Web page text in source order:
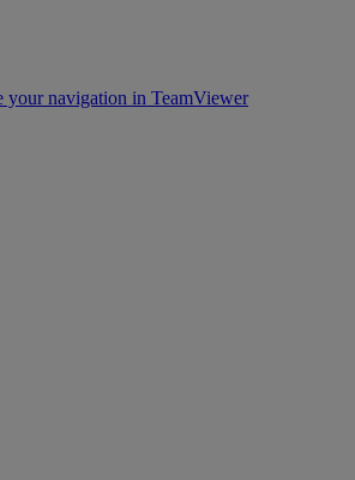
your navigation in TeamViewer